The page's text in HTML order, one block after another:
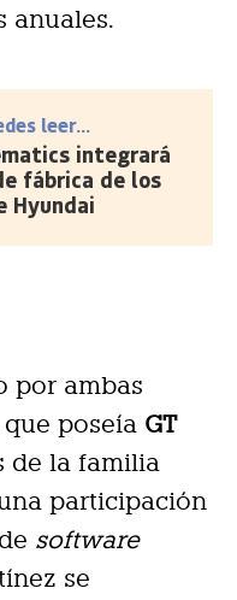
anuales.
leer...
integrará
fábrica de los
Hyundai
por ambas
poseía GT
de la familia
participación
software
se